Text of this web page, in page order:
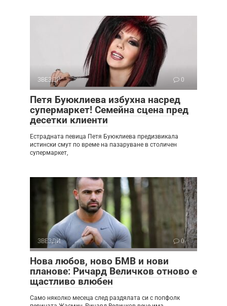
ЗВЕЗДИ 0
Петя Буюклиева избухна насред
супермаркет! Семейна сцена пред
десетки клиенти
Естрадната певица Петя Буюклиева предизвикала
истински смут по време на пазаруване в столичен
супермаркет,
ЗВЕЗДИ 0
Нова любов, ново БМВ и нови
планове: Ричард Величков отново е
щастливо влюбен
Само няколко месеца след раздялата си с попфолк